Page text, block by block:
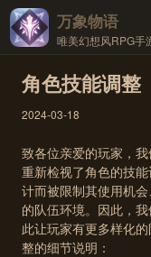
万象物语
唯美幻想风RPG手
角色技能调整
2024-03-18
致各位亲爱的玩家，
重新检视了角色的技
计而被限制其使用机
的队伍环境。因此，
此让玩家有更多样化
整的细节说明：